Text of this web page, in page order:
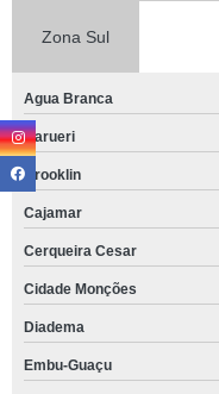
Zona Sul
Agua Branca
Barueri
Brooklin
Cajamar
Cerqueira Cesar
Cidade Monções
Diadema
Embu-Guaçu